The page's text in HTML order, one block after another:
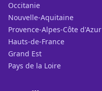
Occitanie
Nouvelle-Aquitaine
Provence-Alpes-Côte d'Azur
Hauts-de-France
Grand Est
Pays de la Loire